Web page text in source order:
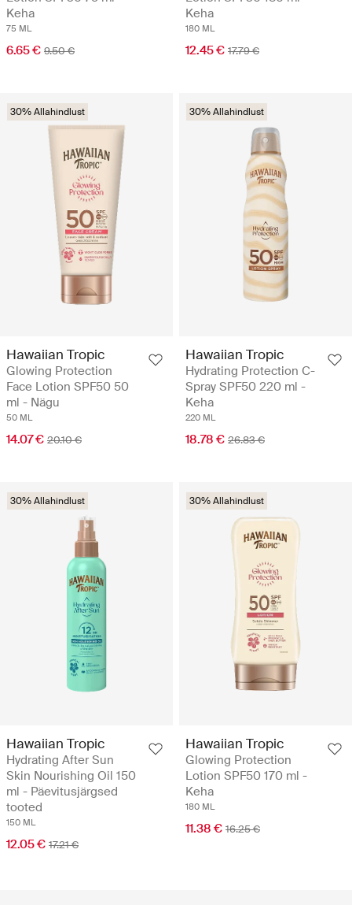
Keha
75 ML
6.65 € 9.50 €
Keha
180 ML
12.45 € 17.79 €
30% Allahindlust
Hawaiian Tropic
Glowing Protection
Face Lotion SPF50 50
ml - Nägu
50 ML
14.07 € 20.10 €
30% Allahindlust
Hawaiian Tropic
Hydrating Protection C-
Spray SPF50 220 ml -
Keha
220 ML
18.78 € 26.83 €
30% Allahindlust
Hawaiian Tropic
Hydrating After Sun
Skin Nourishing Oil 150
ml - Päevitusjärgsed
tooted
150 ML
12.05 € 17.21 €
30% Allahindlust
Hawaiian Tropic
Glowing Protection
Lotion SPF50 170 ml -
Keha
180 ML
11.38 € 16.25 €